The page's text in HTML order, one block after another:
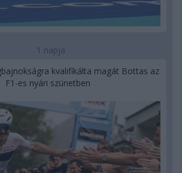
1 napja
kvalifikálta magát Bottas az
F1-es nyári szünetben